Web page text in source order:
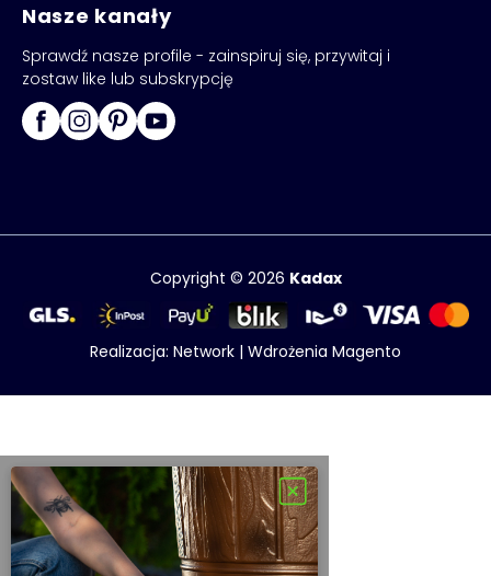
Nasze kanały
Sprawdź nasze profile - zainspiruj się, przywitaj i
zostaw like lub subskrypcję
Copyright © 2026 Kadax
Realizacja: Network | Wdrożenia Magento